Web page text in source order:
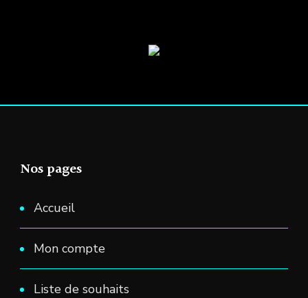
Nos pages
Accueil
Mon compte
Liste de souhaits